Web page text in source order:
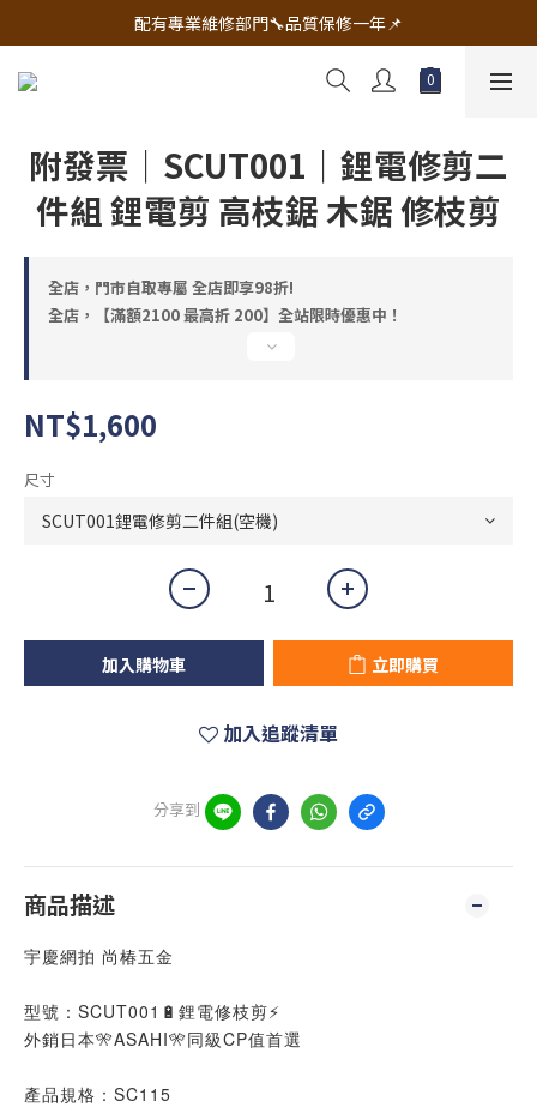
🔧電動工具&五金唯一首選 宇慶五金網拍🔧
配有專業維修部門🔧品質保修一年📌
🔧電動工具&五金唯一首選 宇慶五金網拍🔧
附發票｜SCUT001｜鋰電修剪二
件組 鋰電剪 高枝鋸 木鋸 修枝剪
全店，門市自取專屬 全店即享98折!
全店，【滿額2100 最高折 200】全站限時優惠中！
NT$1,600
尺寸
加入購物車 立即購買
加入追蹤清單
分享到
商品描述
宇慶網拍 尚椿五金
型號：SCUT001🔋鋰電修枝剪⚡
外銷日本🎌ASAHI🎌同級CP值首選
產品規格：SC115